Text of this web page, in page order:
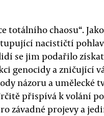
totálního chaosu“.
nacističtí
se jim podařilo
genocidy a zničující
názoru a umělecké
přispívá k volání
závadné projevy a